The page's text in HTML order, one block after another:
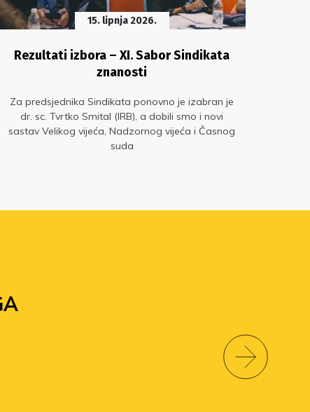
15. lipnja 2026.
Rezultati izbora – XI. Sabor Sindikata
znanosti
Za predsjednika Sindikata ponovno je izabran je
dr. sc. Tvrtko Smital (IRB), a dobili smo i novi
sastav Velikog vijeća, Nadzornog vijeća i Časnog
suda